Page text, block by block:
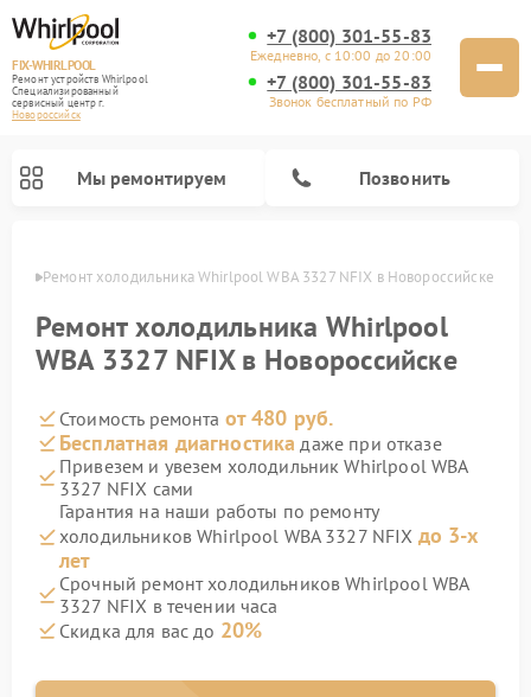
FIX-WHIRLPOOL
Ремонт устройств Whirlpool
Специализированный
cервисный центр г.
Новороссийск
+7 (800) 301-55-83
Ежедневно, с 10:00 до 20:00
+7 (800) 301-55-83
Звонок бесплатный по РФ
Мы ремонтируем Позвонить
Ремонт холодильника Whirlpool WBA 3327 NFIX в Новороссийске
Ремонт холодильника Whirlpool
WBA 3327 NFIX в Новороссийске
Стоимость ремонта от 480 руб.
Бесплатная диагностика даже при отказе
Привезем и увезем холодильник Whirlpool WBA
3327 NFIX сами
Гарантия на наши работы по ремонту
холодильников Whirlpool WBA 3327 NFIX до 3-х
лет
Срочный ремонт холодильников Whirlpool WBA
3327 NFIX в течении часа
Скидка для вас до 20%